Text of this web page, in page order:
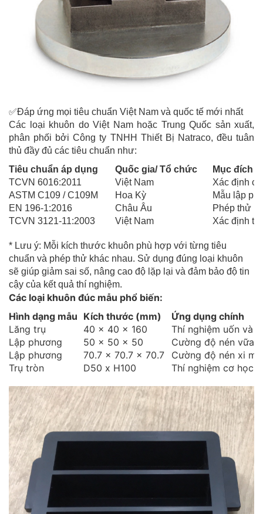
✅Đáp ứng mọi tiêu chuẩn Việt Nam và quốc tế mới nhất
Các loại khuôn do Việt Nam hoặc Trung Quốc sản xuất,
phân phối bởi Công ty TNHH Thiết Bị Natraco, đều tuân
thủ đầy đủ các tiêu chuẩn như:
Tiêu chuẩn áp dụng
Quốc gia/ Tổ chức
Mục đích
TCVN 6016:2011
Việt Nam
Xác định
ASTM C109 / C109M
Hoa Kỳ
Mẫu lập
EN 196-1:2016
Châu Âu
Phép thử
TCVN 3121-11:2003
Việt Nam Xác định
* Lưu ý: Mỗi kích thước khuôn phù hợp với từng tiêu
chuẩn và phép thử khác nhau. Sử dụng đúng loại khuôn
sẽ giúp giảm sai số, nâng cao độ lặp lại và đảm bảo độ tin
cậy của kết quả thí nghiệm.
Các loại khuôn đúc mẫu phổ biến:
Hình dạng mẫu Kích thước (mm)
Ứng dụng chính
Lăng trụ
40 x 40 x 160
Thí nghiệm uốn và
Lập phương
50 x 50 x 50
Cường độ nén vữa
Lập phương
70.7 x 70.7 x 70.7
Cường độ nén xi
Trụ tròn
D50 x H100 Thí nghiệm cơ học